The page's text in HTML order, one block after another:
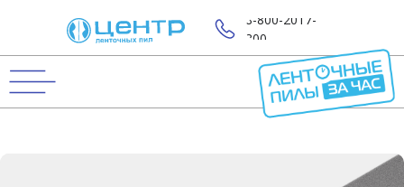
8-800-2017-
800